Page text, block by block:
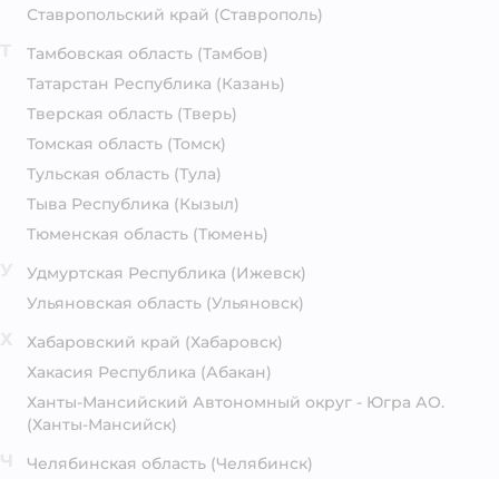
Ставропольский край (Ставрополь)
Тамбовская область (Тамбов)
Татарстан Республика (Казань)
Тверская область (Тверь)
Томская область (Томск)
Тульская область (Тула)
Тыва Республика (Кызыл)
Тюменская область (Тюмень)
Удмуртская Республика (Ижевск)
Ульяновская область (Ульяновск)
Хабаровский край (Хабаровск)
Хакасия Республика (Абакан)
Ханты-Мансийский Автономный округ - Югра АО.
(Ханты-Мансийск)
Челябинская область (Челябинск)